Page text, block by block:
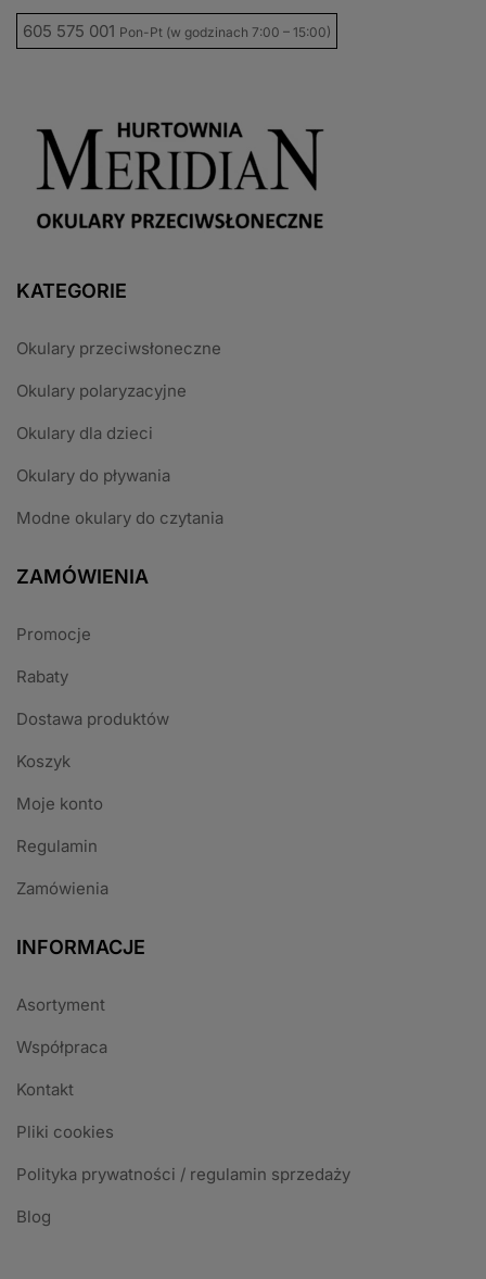
605 575 001 Pon-Pt (w godzinach 7:00 – 15:00)
KATEGORIE
Okulary przeciwsłoneczne
Okulary polaryzacyjne
Okulary dla dzieci
Okulary do pływania
Modne okulary do czytania
ZAMÓWIENIA
Promocje
Rabaty
Dostawa produktów
Koszyk
Moje konto
Regulamin
Zamówienia
INFORMACJE
Asortyment
Współpraca
Kontakt
Pliki cookies
Polityka prywatności / regulamin sprzedaży
Blog